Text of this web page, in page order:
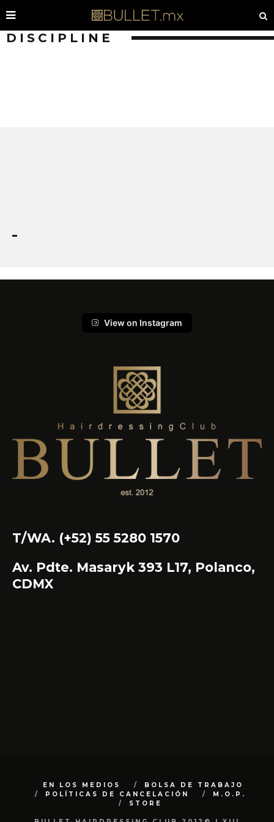
DISCIPLINE
View on Instagram
T/WA. (+52) 55 5280 1570
Av. Pdte. Masaryk 393 L17, Polanco,
CDMX
EN LOS MEDIOS
BOLSA DE TRABAJO
POLÍTICAS DE CANCELACIÓN
M.O.P.
STORE